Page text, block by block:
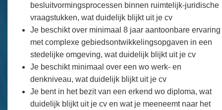
besluitvormingsprocessen binnen ruimtelijk-juridische
vraagstukken, wat duidelijk blijkt uit je cv
Je beschikt over minimaal 8 jaar aantoonbare ervaring
met complexe gebiedsontwikkelingsopgaven in een
stedelijke omgeving, wat duidelijk blijkt uit je cv
Je beschikt minimaal over een wo werk- en
denkniveau, wat duidelijk blijkt uit je cv
Je bent in het bezit van een erkend wo diploma, wat
duidelijk blijkt uit je cv en wat je meeneemt naar het